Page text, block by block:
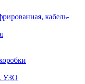
кабель-
УЗО